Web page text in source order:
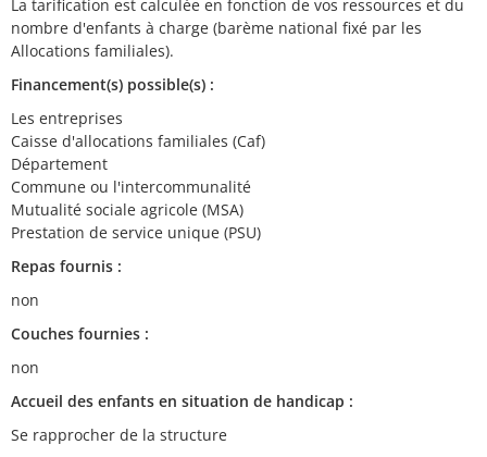
La tarification est calculée en fonction de vos ressources et du
nombre d'enfants à charge (barème national fixé par les
Allocations familiales).
Financement(s) possible(s) :
Les entreprises
Caisse d'allocations familiales (Caf)
Département
Commune ou l'intercommunalité
Mutualité sociale agricole (MSA)
Prestation de service unique (PSU)
Repas fournis :
non
Couches fournies :
non
Accueil des enfants en situation de handicap :
Se rapprocher de la structure